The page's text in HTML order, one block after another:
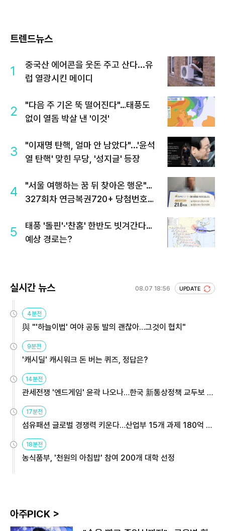
트렌드뉴스
1
중국산 에어콘을 웃돈 주고 산다...유
럽 열광시킨 메이디
2
"다음 주 기온 뚝 떨어진다"…태풍도
없이 열돔 박살 낸 '이것'
3
"이재명 탄핵, 얼마 안 남았다"...'윤석
열 탄핵' 맞힌 무당, '성지글' 등장
4
"서울 여행하는 꿈 뒤 찾아온 행운"…
327회차 연금복권720+ 당첨번호조
5
태풍 '돌핀'·'찬홈' 한반도 빗겨간다…
예상 경로는?
실시간 뉴스 08.07 18:56 UPDATE
4분전
與 "'하늘이법' 여야 공동 발의 괜찮아…그것이 협치"
9분전
'캐시딜' 캐시워크 돈 버는 퀴즈, 정답은?
14분전
관세전쟁 '엔드게임' 윤곽 나오나…한국 新통상정책 교두보 활
17분전
섬유패션 글로벌 경쟁력 키운다…산업부 15개 과제 180억 지
18분전
농식품부, '천원의 아침밥' 참여 200개 대학 선정
아주PICK >